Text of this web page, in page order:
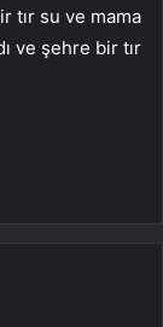
tır su ve mama
ve şehre bir tır